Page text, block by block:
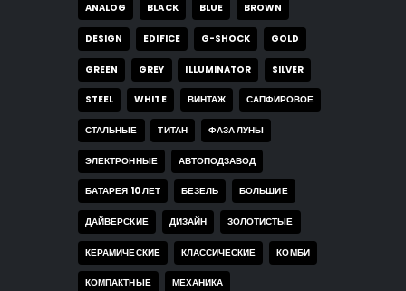
ANALOG BLACK BLUE BROWN
DESIGN EDIFICE G-SHOCK GOLD
GREEN GREY ILLUMINATOR SILVER
STEEL WHITE ВИНТАЖ САПФИРОВОЕ
СТАЛЬНЫЕ ТИТАН ФАЗА ЛУНЫ
ЭЛЕКТРОННЫЕ АВТОПОДЗАВОД
БАТАРЕЯ 10 ЛЕТ БЕЗЕЛЬ БОЛЬШИЕ
ДАЙВЕРСКИЕ ДИЗАЙН ЗОЛОТИСТЫЕ
КЕРАМИЧЕСКИЕ КЛАССИЧЕСКИЕ КОМБИ
КОМПАКТНЫЕ МЕХАНИКА